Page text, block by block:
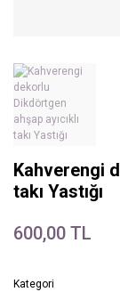
Kahverengi
takı Yastığı
600,00 TL
Kategori